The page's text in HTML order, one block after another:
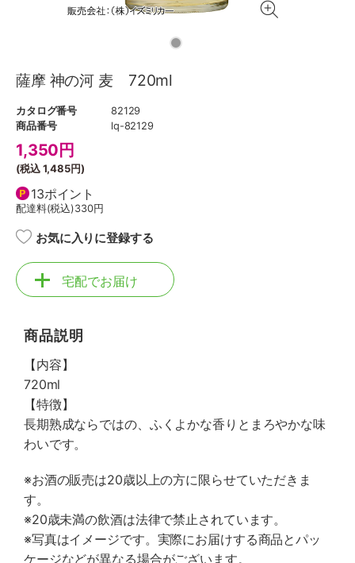
薩摩 神の河 麦 720ml
カタログ番号
82129
商品番号
lq-82129
1,350 円
(税込1,485円)
13ポイント
配達料(税込)330円
お気に入りに登録する
宅配でお届け
商品説明
【内容】
720ml
【特徴】
長期熟成ならではの、ふくよかな香りとまろやかな味
わいです。
※お酒の販売は20歳以上の方に限らせていただきま
す。
※20歳未満の飲酒は法律で禁止されています。
※写真はイメージです。実際にお届けする商品とパッ
ケージなどが異なる場合がございます。